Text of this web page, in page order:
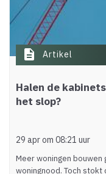
description Artikel
Halen de
het slop?
29 apr om 08:21 uur
Meer woningen
woningnood. Toch